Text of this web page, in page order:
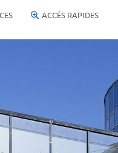
ACCÈS RAPIDES